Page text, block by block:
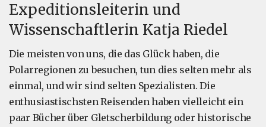
Expeditionsleiterin und
Wissenschaftlerin Katja Riedel
Die meisten von uns, die das Glück haben, die
Polarregionen zu besuchen, tun dies selten mehr als
einmal, und wir sind selten Spezialisten. Die
enthusiastischsten Reisenden haben vielleicht ein
paar Bücher über Gletscherbildung oder historische